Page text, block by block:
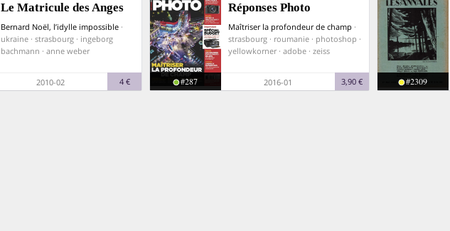
Le Matricule des Anges
Bernard Noël, l’idylle impossible ·
ukraine · strasbourg · ingeborg
bachmann · anne weber
2010-02 4 €
Réponses Photo
Maîtriser la profondeur de champ ·
strasbourg · roumanie · photoshop ·
yellowkorner · adobe · zeiss
#287 2016-01 3,90 € #2309